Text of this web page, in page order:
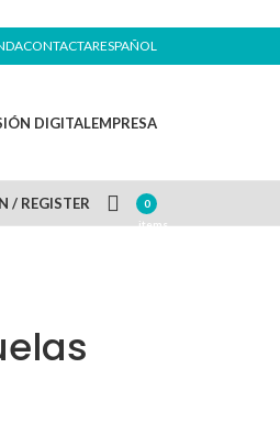
CONTACTARESPAÑOL
DIGITALEMPRESA
/ REGISTER
0
items